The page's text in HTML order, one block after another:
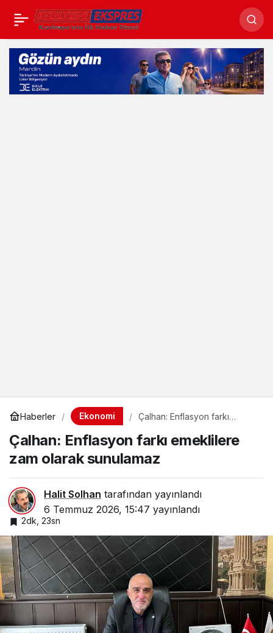
Haberler Ekonomi
Çalhan: Enflasyon farkı
sunulamaz
Çalhan: Enflasyon farkı emeklilere
zam olarak sunulamaz
Halit Solhan tarafından yayınlandı
6 Temmuz 2026, 15:47 yayınlandı
2dk, 23sn
‘Yükselen Kadınlar
Girişimcilik Eğitim
Tırı’ Mardin’de
Paylaş